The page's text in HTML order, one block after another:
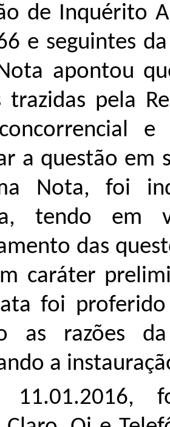
de Inquérito
e seguintes
apontou
trazidas pela
a questão em
Nota, foi
tendo em
das
caráter
foi
as razões
a
11.01.2016,